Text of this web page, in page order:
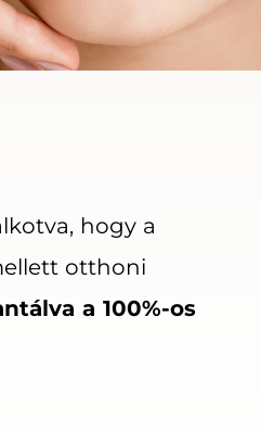
hogy a
otthoni
a 100%-os